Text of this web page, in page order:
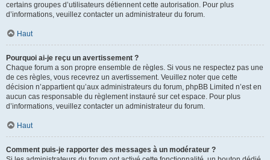
certains groupes d’utilisateurs détiennent cette autorisation. Pour plus
d’informations, veuillez contacter un administrateur du forum.
Haut
Pourquoi ai-je reçu un avertissement ?
Chaque forum a son propre ensemble de règles. Si vous ne respectez pas une
de ces règles, vous recevrez un avertissement. Veuillez noter que cette
décision n’appartient qu’aux administrateurs du forum, phpBB Limited n’est en
aucun cas responsable du règlement instauré sur cet espace. Pour plus
d’informations, veuillez contacter un administrateur du forum.
Haut
Comment puis-je rapporter des messages à un modérateur ?